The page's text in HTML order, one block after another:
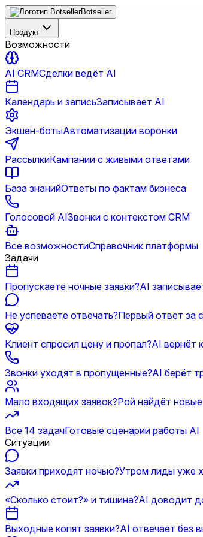
Botseller
Продукт
Возможности
AI CRMСделки ведёт AI
Календарь и записьЗаписывает AI
Экшен-ботыАвтоматизации воронки
РассылкиКампании с живыми ответами
База знанийОтветы по фактам бизнеса
Голосовой AIЗвонки с контекстом CRM
Все возможностиСправочник платформы
Задачи
Пропускаете ночные заявки?AI
Не успеваете отвечать?Первый ответ за
Клиент спросил цену и пропал?AI вернёт
Звонки уходят в пропущенные?AI берёт
Мало входящих заявок?Рой найдёт новые
Все 14 задачГотовые сценарии работы AI
Ситуации
Заявки приходят ночью?Утром лиды уже
«Сколько стоит?» и тишина?AI доводит
Выходные копят заявки?AI отвечает без